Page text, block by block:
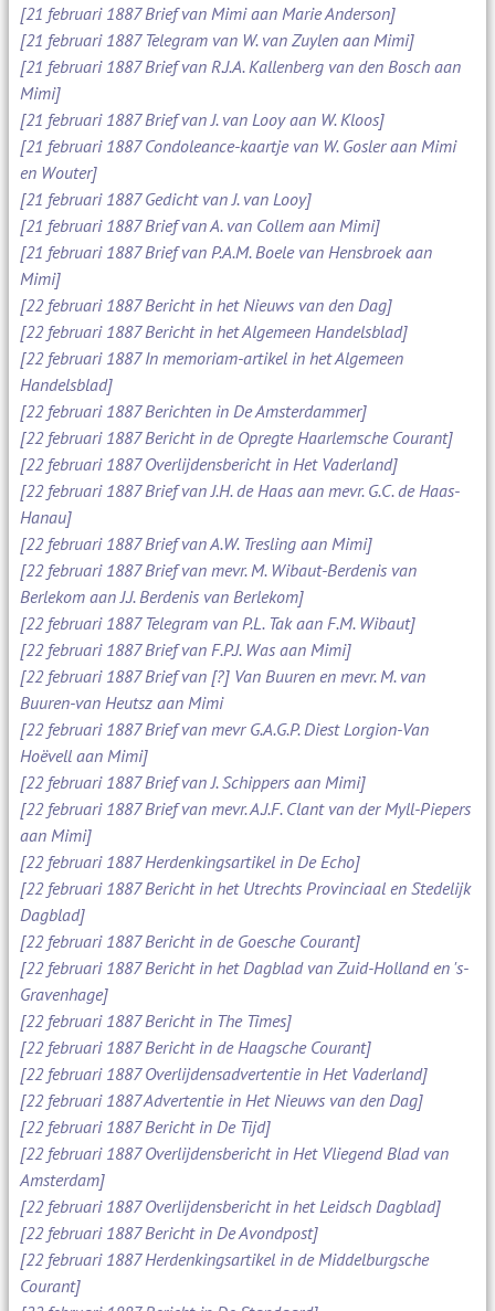
[21 februari 1887 Brief van Mimi aan Marie Anderson]
[21 februari 1887 Telegram van W. van Zuylen aan Mimi]
[21 februari 1887 Brief van R.J.A. Kallenberg van den Bosch aan
Mimi]
[21 februari 1887 Brief van J. van Looy aan W. Kloos]
[21 februari 1887 Condoleance-kaartje van W. Gosler aan Mimi
en Wouter]
[21 februari 1887 Gedicht van J. van Looy]
[21 februari 1887 Brief van A. van Collem aan Mimi]
[21 februari 1887 Brief van P.A.M. Boele van Hensbroek aan
Mimi]
[22 februari 1887 Bericht in het Nieuws van den Dag]
[22 februari 1887 Bericht in het Algemeen Handelsblad]
[22 februari 1887 In memoriam-artikel in het Algemeen
Handelsblad]
[22 februari 1887 Berichten in De Amsterdammer]
[22 februari 1887 Bericht in de Opregte Haarlemsche Courant]
[22 februari 1887 Overlijdensbericht in Het Vaderland]
[22 februari 1887 Brief van J.H. de Haas aan mevr. G.C. de Haas-
Hanau]
[22 februari 1887 Brief van A.W. Tresling aan Mimi]
[22 februari 1887 Brief van mevr. M. Wibaut-Berdenis van
Berlekom aan J.J. Berdenis van Berlekom]
[22 februari 1887 Telegram van P.L. Tak aan F.M. Wibaut]
[22 februari 1887 Brief van F.P.J. Was aan Mimi]
[22 februari 1887 Brief van [?] Van Buuren en mevr. M. van
Buuren-van Heutsz aan Mimi
[22 februari 1887 Brief van mevr G.A.G.P. Diest Lorgion-Van
Hoëvell aan Mimi]
[22 februari 1887 Brief van J. Schippers aan Mimi]
[22 februari 1887 Brief van mevr. A.J.F. Clant van der Myll-Piepers
aan Mimi]
[22 februari 1887 Herdenkingsartikel in De Echo]
[22 februari 1887 Bericht in het Utrechts Provinciaal en Stedelijk
Dagblad]
[22 februari 1887 Bericht in de Goesche Courant]
[22 februari 1887 Bericht in het Dagblad van Zuid-Holland en 's-
Gravenhage]
[22 februari 1887 Bericht in The Times]
[22 februari 1887 Bericht in de Haagsche Courant]
[22 februari 1887 Overlijdensadvertentie in Het Vaderland]
[22 februari 1887 Advertentie in Het Nieuws van den Dag]
[22 februari 1887 Bericht in De Tijd]
[22 februari 1887 Overlijdensbericht in Het Vliegend Blad van
Amsterdam]
[22 februari 1887 Overlijdensbericht in het Leidsch Dagblad]
[22 februari 1887 Bericht in De Avondpost]
[22 februari 1887 Herdenkingsartikel in de Middelburgsche
Courant]